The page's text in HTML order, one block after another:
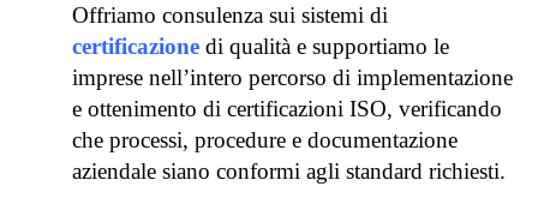
Offriamo consulenza sui sistemi di
certificazione di qualità e supportiamo le
imprese nell’intero percorso di implementazione
e ottenimento di certificazioni ISO, verificando
che processi, procedure e documentazione
aziendale siano conformi agli standard richiesti.